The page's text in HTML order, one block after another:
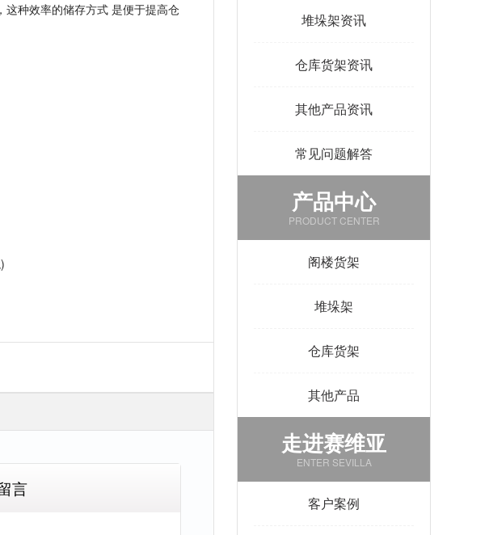
种效率的储存方式 是便于提高仓
言
堆垛架资讯
仓库货架资讯
其他产品资讯
常见问题解答
产品中心
PRODUCT CENTER
阁楼货架
堆垛架
仓库货架
其他产品
走进赛维亚
ENTER SEVILLA
客户案例